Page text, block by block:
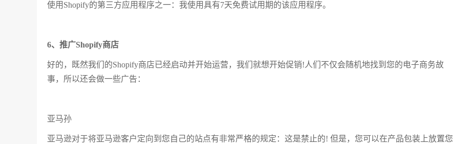
使用Shopify的第三方应用程序之一：我使用具有7天免费试用期的该应用程序。
6、推广Shopify商店
好的，既然我们的Shopify商店已经启动并开始运营，我们就想开始促销!人们不仅会随机地找到您的电子商务故
事，所以还会做一些广告：
亚马孙
亚马逊对于将亚马逊客户定向到您自己的站点有非常严格的规定：这是禁止的! 但是，您可以在产品包装上放置您